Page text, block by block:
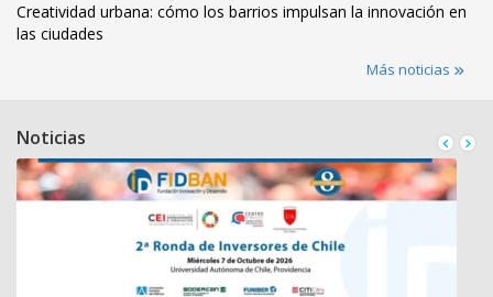
Creatividad urbana: cómo los barrios impulsan la innovación en
las ciudades
Más noticias
Noticias